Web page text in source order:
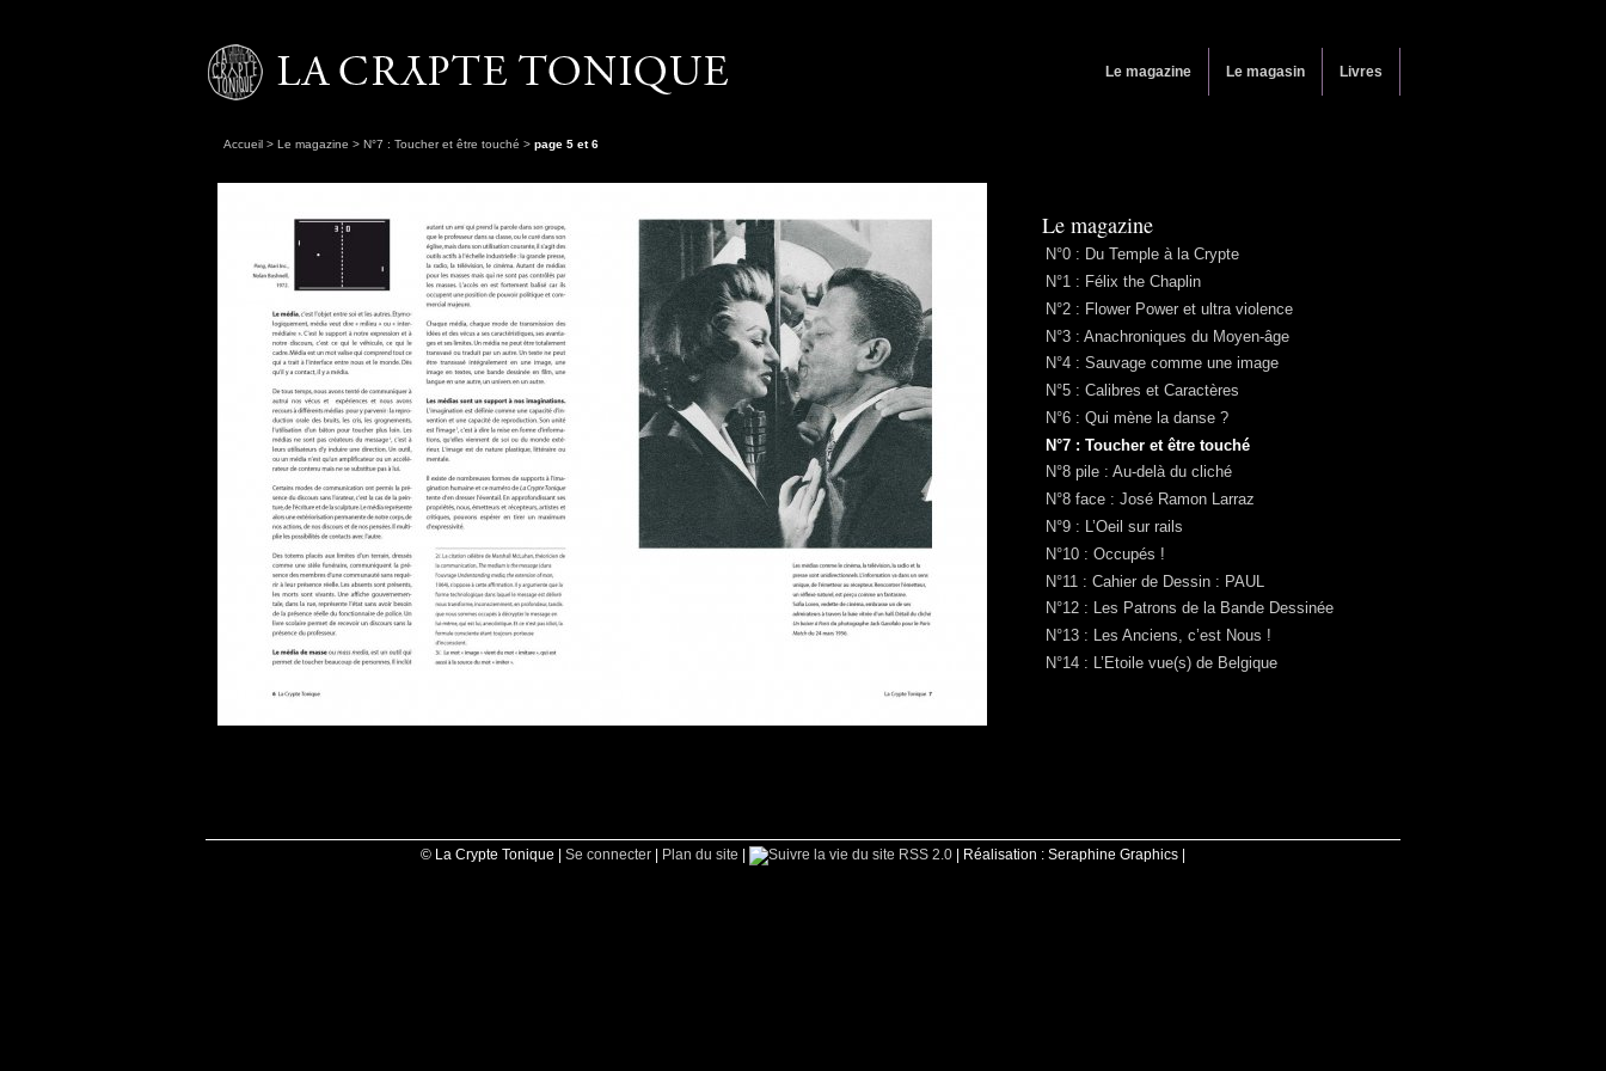
Le magazine Le magasin Livres
Accueil > Le magazine > N°7 : Toucher et être touché > page 5 et 6
Le magazine
N°0 : Du Temple à la Crypte
N°1 : Félix the Chaplin
N°2 : Flower Power et ultra violence
N°3 : Anachroniques du Moyen-âge
N°4 : Sauvage comme une image
N°5 : Calibres et Caractères
N°6 : Qui mène la danse ?
N°7 : Toucher et être touché
N°8 pile : Au-delà du cliché
N°8 face : José Ramon Larraz
N°9 : L’Oeil sur rails
N°10 : Occupés !
N°11 : Cahier de Dessin : PAUL
N°12 : Les Patrons de la Bande Dessinée
N°13 : Les Anciens, c’est Nous !
N°14 : L’Etoile vue(s) de Belgique
© La Crypte Tonique | Se connecter | Plan du site | RSS 2.0 | Réalisation : Seraphine Graphics |